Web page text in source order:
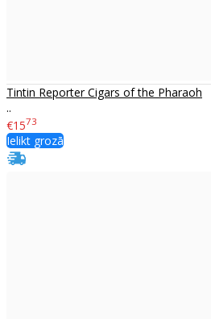
Tintin Reporter Cigars of the Pharaoh
..
€1573
Ielikt grozā